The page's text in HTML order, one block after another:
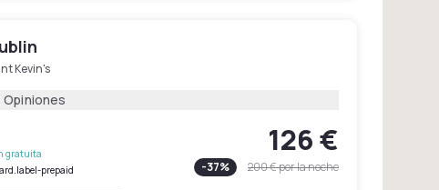
Kevin's
Opiniones
gratuita
prepaid
126 €
-37% 200 €por la noche